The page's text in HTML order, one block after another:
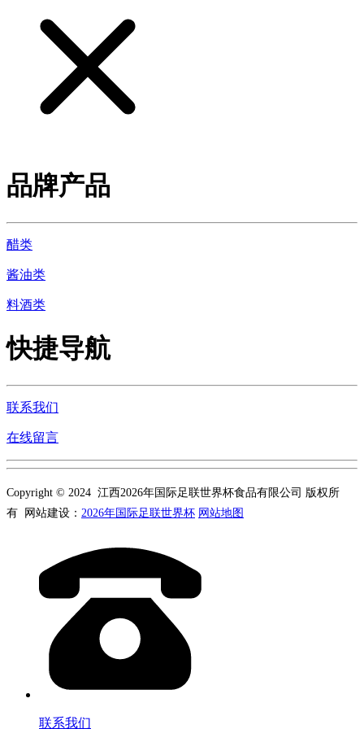
品牌产品
醋类
酱油类
料酒类
快捷导航
联系我们
在线留言
Copyright © 2024 江西2026年国际足联世界杯食品有限公司 版权所
有 网站建设： 2026年国际足联世界杯 网站地图
联系我们